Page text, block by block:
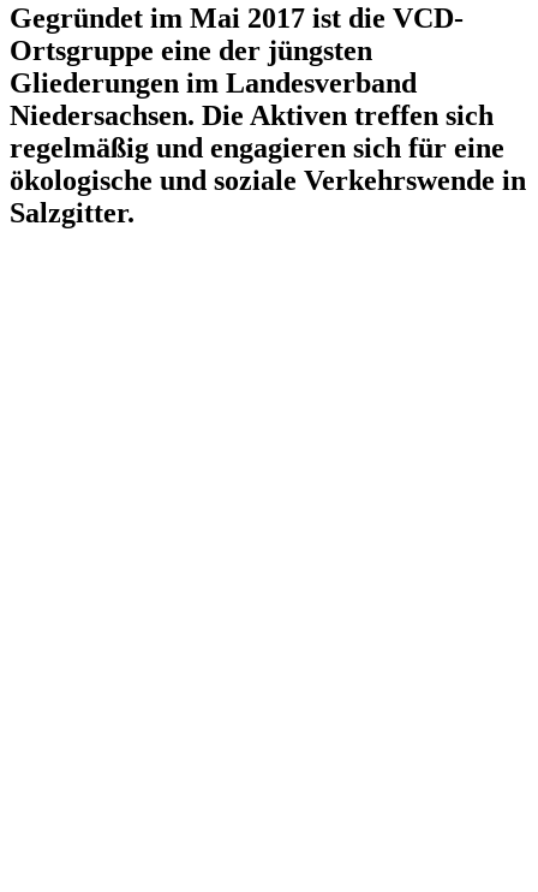
Gegründet im Mai 2017 ist die VCD-
Ortsgruppe eine der jüngsten
Gliederungen im Landesverband
Niedersachsen. Die Aktiven treffen sich
regelmäßig und engagieren sich für eine
ökologische und soziale Verkehrswende in
Salzgitter.